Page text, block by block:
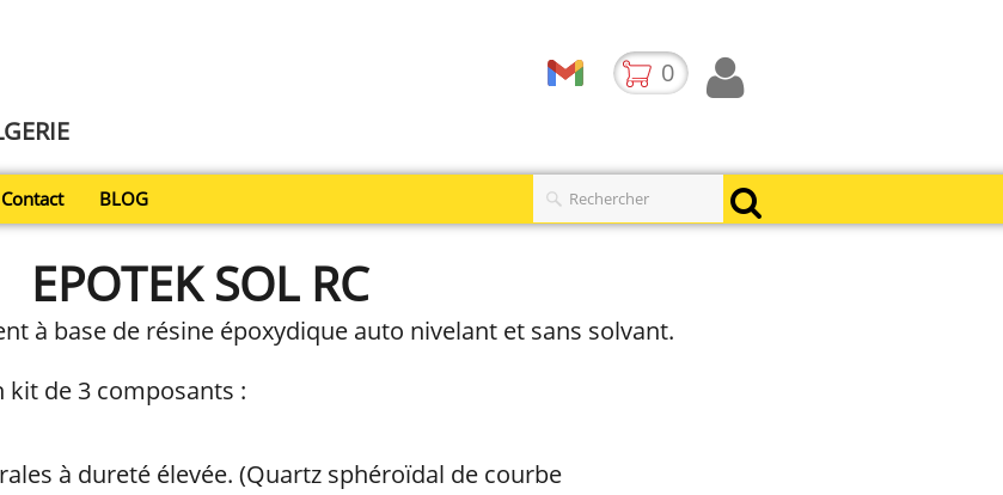
0
Contact BLOG
EPOTEK SOL RC
à base de résine époxydique auto nivelant et sans solvant.
kit de 3 composants :
à dureté élevée. (Quartz sphéroïdal de courbe